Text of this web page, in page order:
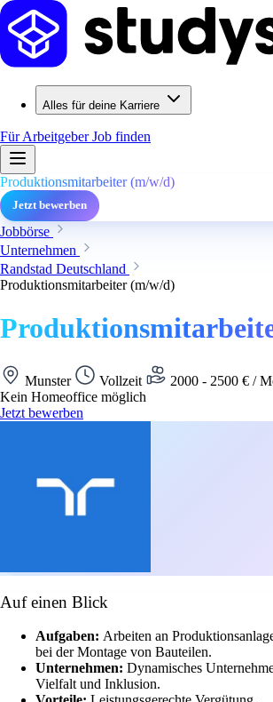
Alles für deine Karriere
Für ArbeitgeberJob finden
Produktionsmitarbeiter (m/w/d)
Jetzt bewerben
Jobbörse
Unternehmen
Randstad Deutschland
Produktionsmitarbeiter (m/w/d)
Munster Vollzeit
2000 - 2500 € /
Kein Homeoffice möglich
Jetzt bewerben
Auf einen Blick
Aufgaben: Arbeiten an
bei der Montage von Bauteilen.
Unternehmen: Dynamisches
Vielfalt und Inklusion.